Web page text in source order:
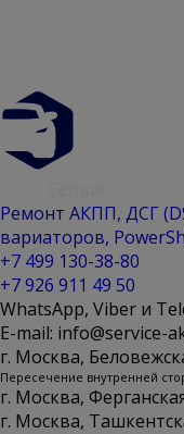
Ремонт АКПП, ДСГ
вариаторов,
+7 499 130-38-80
+7 926 911 49 50
WhatsApp, Viber и
E-mail: info@service-
г. Москва,
Пересечение внутренней
г. Москва,
г. Москва,